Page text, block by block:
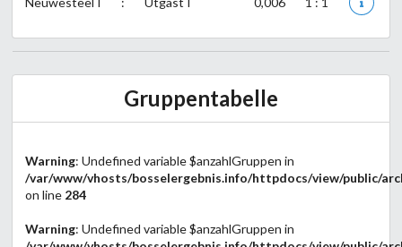
Gruppentabelle
Warning: Undefined variable $anzahlGruppen in
/var/www/vhosts/bosselergebnis.info/httpdocs/view/public/
on line 284
Warning: Undefined variable $anzahlGruppen in